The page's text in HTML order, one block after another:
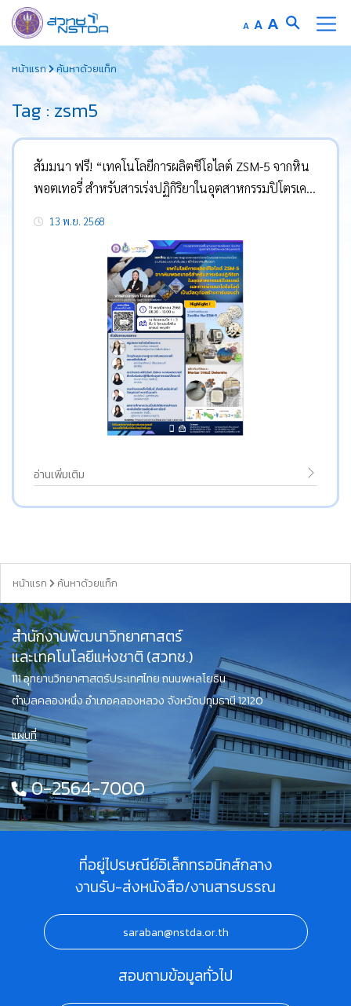
to
content
A Decrease
font
AReset
font
A Increase
font
หน้าแรก ค้นหาด้วยแท็ก
Tag : zsm5
สัมมนา ฟรี! “เทคโนโลยีการผลิตซีโอไลต์ ZSM-5 จากหิน
พอตเทอรี่ สำหรับสารเร่งปฏิกิริยาในอุตสาหกรรมปิโตรเคมี
13 พ.ย. 2568
อ่านเพิ่มเติม
หน้าแรก ค้นหาด้วยแท็ก
สำนักงานพัฒนาวิทยาศาสตร์
และเทคโนโลยีแห่งชาติ (สวทช.)
111 อุทยานวิทยาศาสตร์ประเทศไทย ถนนพหลโยธิน
ตำบลคลองหนึ่ง อำเภอคลองหลวง จังหวัดปทุมธานี 12120
แผนที่
0-2564-7000
ที่อยู่ไปรษณีย์อิเล็กทรอนิกส์กลาง
งานรับ-ส่งหนังสือ/งานสารบรรณ
saraban@nstda.or.th
สอบถามข้อมูลทั่วไป